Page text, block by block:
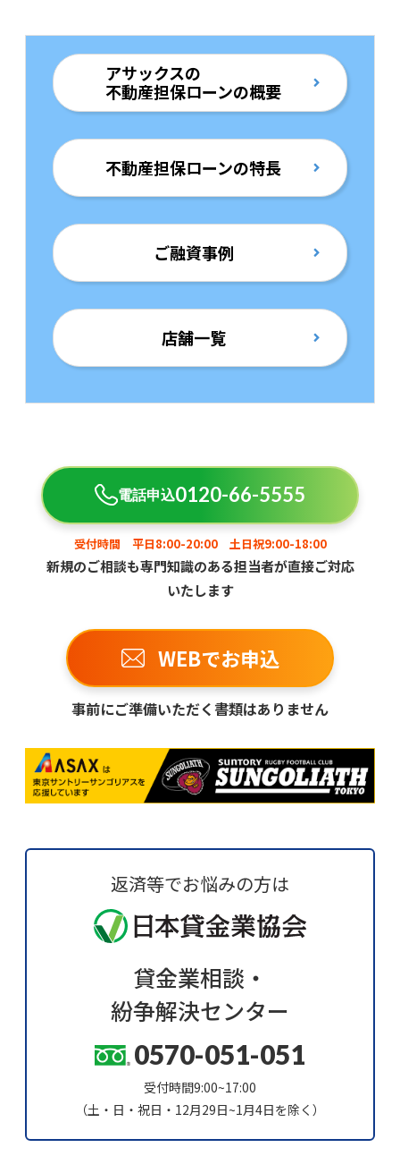
アサックスの
不動産担保ローンの概要
不動産担保ローンの特長
ご融資事例
店舗一覧
電話申込0120-66-5555
受付時間 平日8:00-20:00 土日祝9:00-18:00
新規のご相談も専門知識のある担当者が直接ご対応
いたします
WEBでお申込
事前にご準備いただく書類はありません
返済等でお悩みの方は
貸金業相談・
紛争解決センター
0570-051-051
受付時間9:00~17:00
（土・日・祝日・12月29日~1月4日を除く）